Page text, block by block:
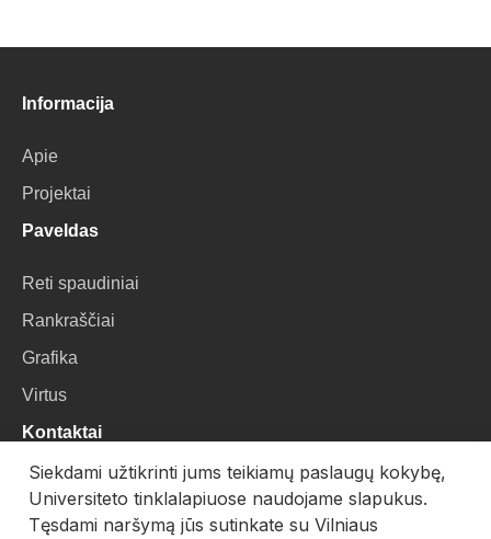
Informacija
Apie
Projektai
Paveldas
Reti spaudiniai
Rankraščiai
Grafika
Virtus
Kontaktai
VU Biblioteka
Universiteto g. 3, LT-01122, Vilnius
Siekdami užtikrinti jums teikiamų paslaugų kokybę,
Universiteto tinklalapiuose naudojame slapukus.
Tęsdami naršymą jūs sutinkate su Vilniaus